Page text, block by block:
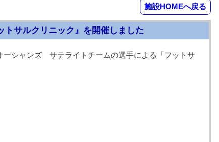
施設HOMEへ戻る
サルクリニック』を開催しました
ーシャンズ サテライトチームの選手による「フットサ